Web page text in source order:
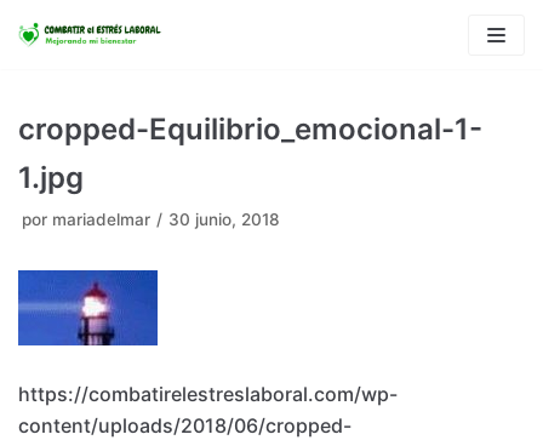
Saltar
cropped-Equilibrio_emocional-1-
1.jpg
por mariadelmar 30 junio, 2018
https://combatirelestreslaboral.com/wp-
content/uploads/2018/06/cropped-